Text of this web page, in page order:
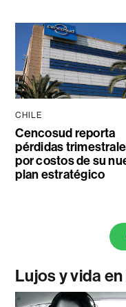
CHILE
Cencosud reporta
pérdidas
por costos de su
plan estratégico
Lujos y vida